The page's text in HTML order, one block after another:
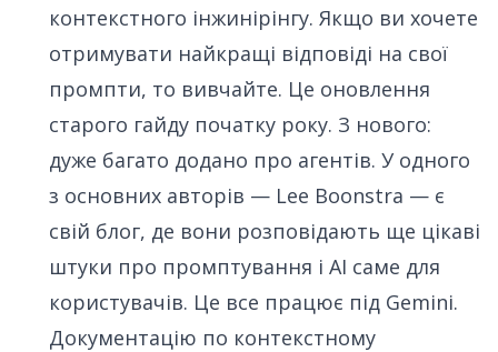
контекстного інжинірінгу. Якщо ви хочете
отримувати найкращі відповіді на свої
промпти, то вивчайте. Це оновлення
старого гайду початку року. З нового:
дуже багато додано про агентів. У одного
з основних авторів — Lee Boonstra — є
свій блог, де вони розповідають ще цікаві
штуки про промптування і AI саме для
користувачів. Це все працює під Gemini.
Документацію по контекстному